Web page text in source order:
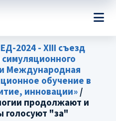
2024 - XIII съезд
Международная
обучение в
инновации»/
продолжают и
голосуют "за"